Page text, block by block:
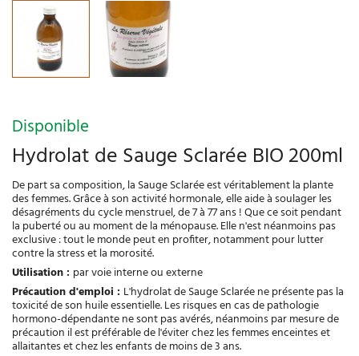
Disponible
Hydrolat de Sauge Sclarée BIO 200ml
De part sa composition, la Sauge Sclarée est véritablement la plante
des femmes. Grâce à son activité hormonale, elle aide à soulager les
désagréments du cycle menstruel, de 7 à 77 ans ! Que ce soit pendant
la puberté ou au moment de la ménopause. Elle n'est néanmoins pas
exclusive : tout le monde peut en profiter, notamment pour lutter
contre la stress et la morosité.
Utilisation : par voie interne ou externe
Précaution d'emploi : L'hydrolat de Sauge Sclarée ne présente pas la
toxicité de son huile essentielle. Les risques en cas de pathologie
hormono-dépendante ne sont pas avérés, néanmoins par mesure de
précaution il est préférable de l'éviter chez les femmes enceintes et
allaitantes et chez les enfants de moins de 3 ans.